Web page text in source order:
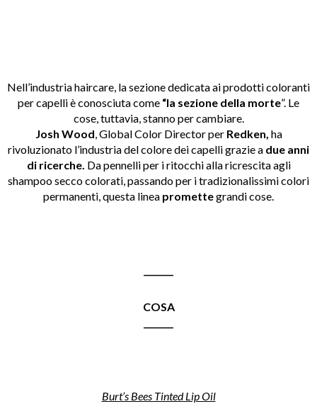
Nell’industria haircare, la sezione dedicata ai prodotti coloranti
per capelli è conosciuta come “la sezione della morte”. Le
cose, tuttavia, stanno per cambiare.
Josh Wood, Global Color Director per Redken, ha
rivoluzionato l’industria del colore dei capelli grazie a due anni
di ricerche. Da pennelli per i ritocchi alla ricrescita agli
shampoo secco colorati, passando per i tradizionalissimi colori
permanenti, questa linea promettegrandi cose.
COSA
Burt’s Bees Tinted Lip Oil